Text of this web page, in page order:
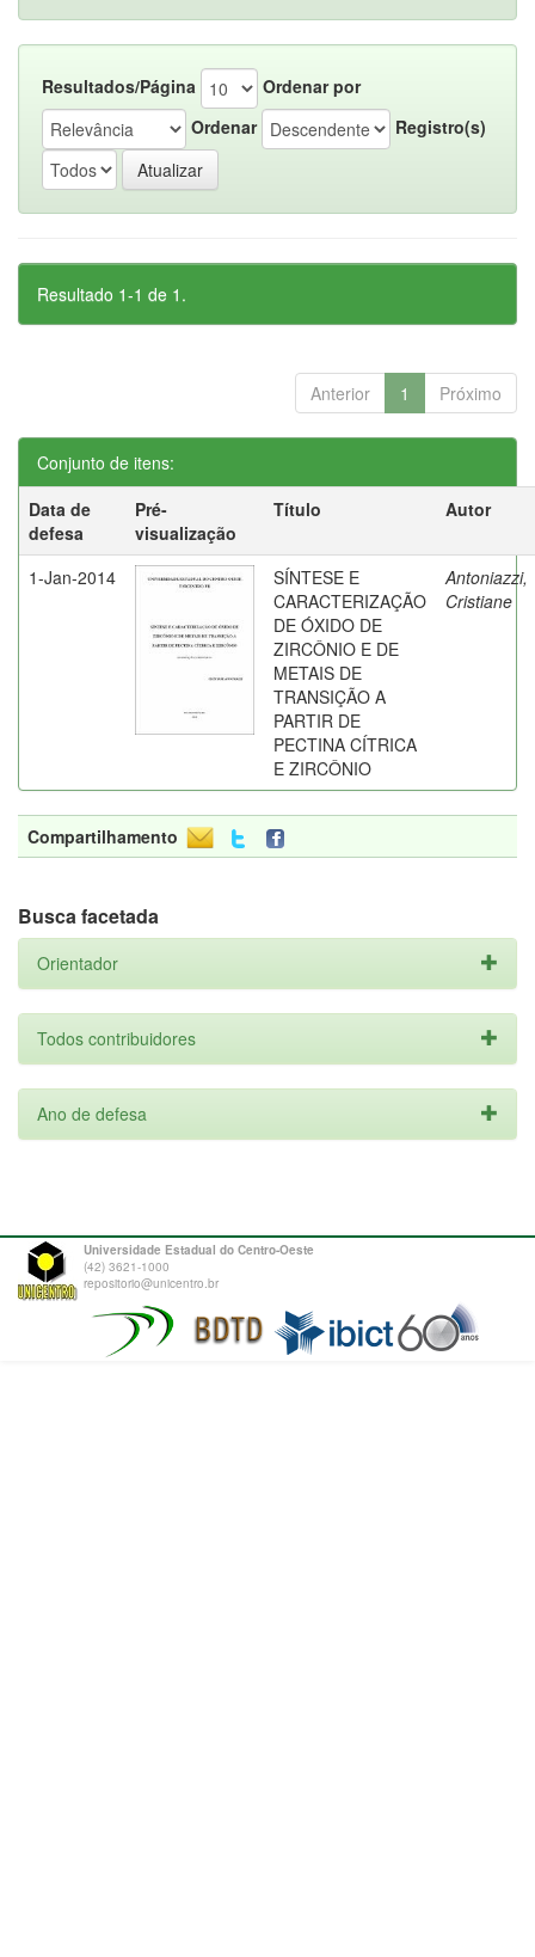
Resultados/Página
Ordenar por
Ordenar
Registro(s)
Resultado 1-1 de 1.
Anterior 1 Próximo
Conjunto de itens:
Data de
defesa
Pré-
visualização
Título Autor
1-Jan-2014
SÍNTESE E
CARACTERIZAÇÃO
DE ÓXIDO DE
ZIRCÔNIO E DE
METAIS DE
TRANSIÇÃO A
PARTIR DE
PECTINA CÍTRICA
E ZIRCÔNIO
Antoniazzi,
Cristiane
Compartilhamento
Busca facetada
Orientador
Todos contribuidores
Ano de defesa
Universidade Estadual do Centro-Oeste
(42) 3621-1000
repositorio@unicentro.br